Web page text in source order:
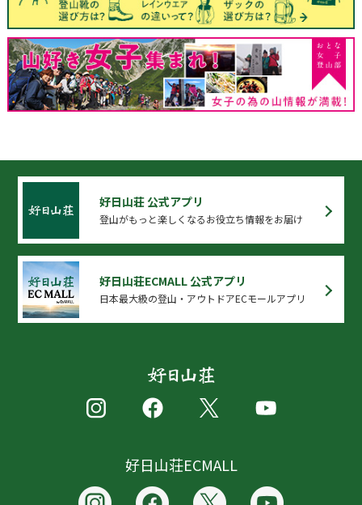
好日山荘 公式アプリ
登山がもっと楽しくなるお役立ち情報をお届け
好日山荘ECMALL 公式アプリ
日本最大級の登山・アウトドアECモールアプリ
好日山荘ECMALL